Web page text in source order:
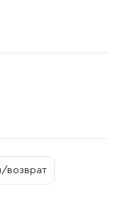
возврат